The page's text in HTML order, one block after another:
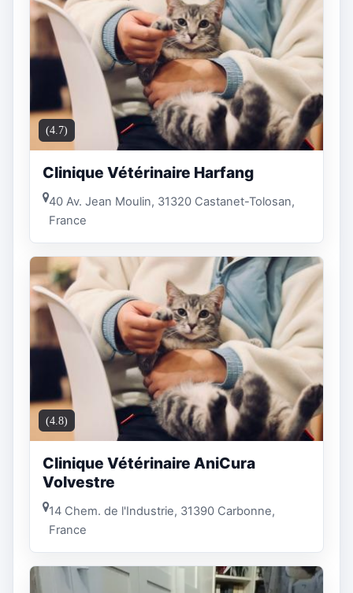
(4.7)
Clinique Vétérinaire Harfang
40 Av. Jean Moulin, 31320 Castanet-Tolosan,
France
(4.8)
Clinique Vétérinaire AniCura
Volvestre
14 Chem. de l'Industrie, 31390 Carbonne,
France